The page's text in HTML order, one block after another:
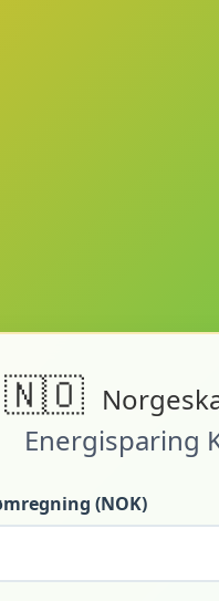
🇳🇴
Energisparing
(NOK)